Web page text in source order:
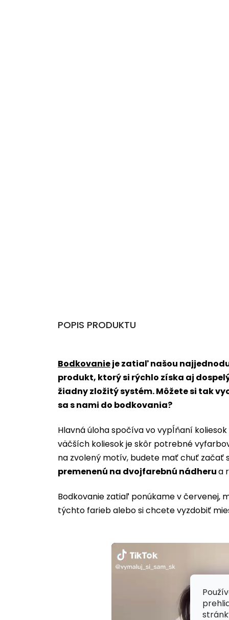
POPIS PRODUKTU
Bodkovanieje zatiaľ našou
produkt, ktorý si rýchlo získa aj
žiadny zložitý systém. Môžete si tak
sa s nami do bodkovania?
Hlavná úloha spočíva vo vypĺňaní
väčších koliesok je skôr potrebné
na zvolený motív, budete mať chuť začať
premenenú na dvojfarebnú nádherua
Bodkovanie zatiaľ ponúkame v červenej,
týchto farieb alebo si chcete vyzdobiť